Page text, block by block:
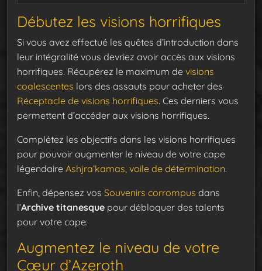
Débutez les visions horrifiques
Si vous avez effectué les quêtes d’introduction dans
leur intégralité vous devriez avoir accès aux visions
horrifiques. Récupérez le maximum de visions
coalescentes lors des assauts pour acheter des
Réceptacle de visions horrifiques. Ces derniers vous
permettent d’accéder aux visions horrifiques.
Complétez les objectifs dans les visions horrifiques
pour pouvoir augmenter le niveau de votre cape
légendaire Ashjra’kamas, voile de détermination.
Enfin, dépensez vos Souvenirs corrompus dans
l’Archive titanesque pour débloquer des talents
pour votre cape.
Augmentez le niveau de votre
Cœur d’Azeroth